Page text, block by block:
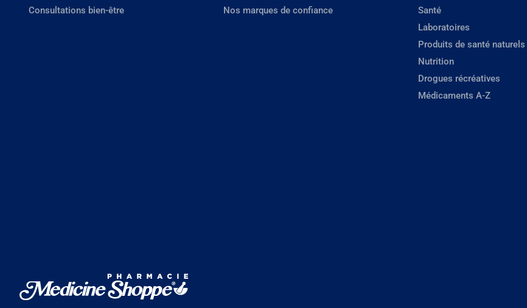
Consultations bien-être
Nos marques de confiance
Santé
Laboratoires
Produits de santé naturels
Nutrition
Drogues récréatives
Médicaments A-Z